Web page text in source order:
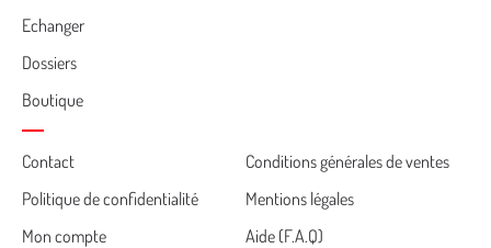
Echanger
Dossiers
Boutique
Cemea
footer
Contact
Conditions générales de ventes
Politique de confidentialité
Mentions légales
Mon compte
Aide (F.A.Q)